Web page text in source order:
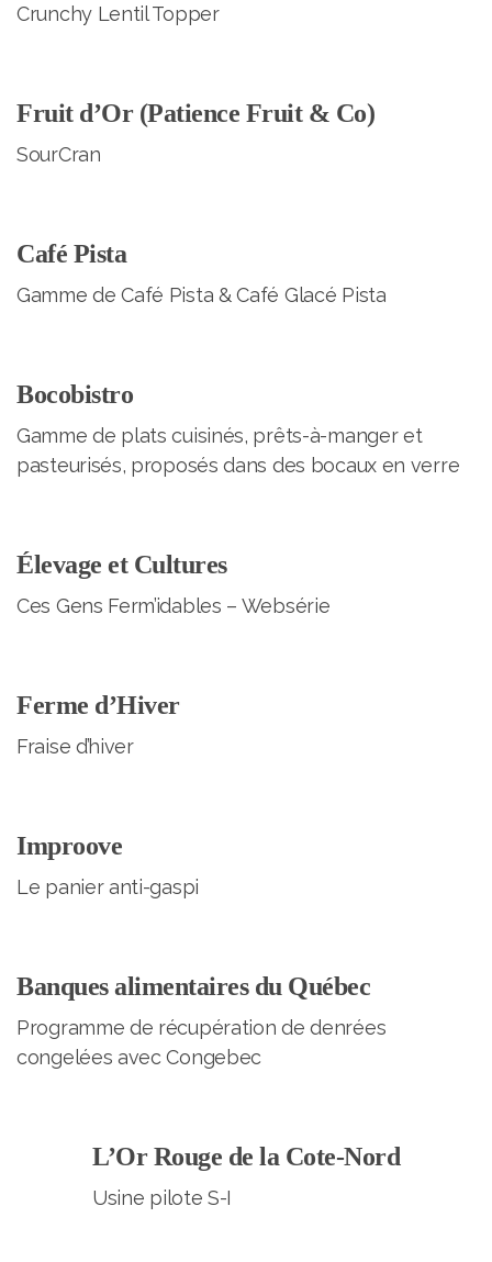
Crunchy Lentil Topper
Fruit d’Or (Patience Fruit & Co)
SourCran
Café Pista
Gamme de Café Pista & Café Glacé Pista
Bocobistro
Gamme de plats cuisinés, prêts-à-manger et
pasteurisés, proposés dans des bocaux en verre
Élevage et Cultures
Ces Gens Ferm’idables – Websérie
Ferme d’Hiver
Fraise d’hiver
Improove
Le panier anti-gaspi
Banques alimentaires du Québec
Programme de récupération de denrées
congelées avec Congebec
L’Or Rouge de la Cote-Nord
Usine pilote S-I